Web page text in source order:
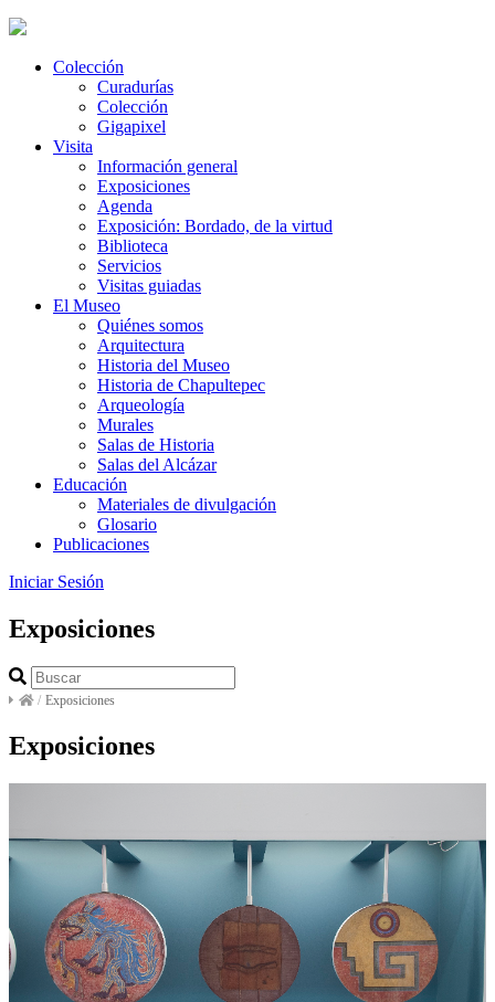
Colección
Curadurías
Colección
Gigapixel
Visita
Información general
Exposiciones
Agenda
Exposición: Bordado, de la virtud
Biblioteca
Servicios
Visitas guiadas
El Museo
Quiénes somos
Arquitectura
Historia del Museo
Historia de Chapultepec
Arqueología
Murales
Salas de Historia
Salas del Alcázar
Educación
Materiales de divulgación
Glosario
Publicaciones
Iniciar Sesión
Exposiciones
/ Exposiciones
Exposiciones